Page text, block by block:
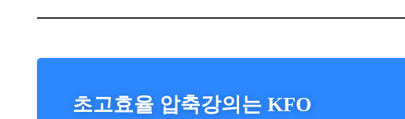
초고효율 압축강의는 KFO